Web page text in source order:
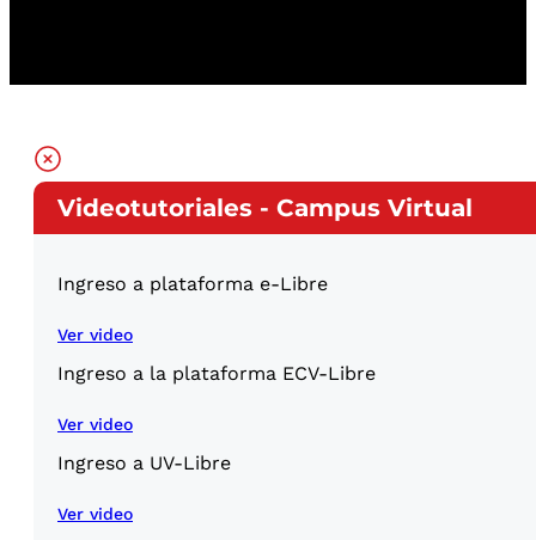
Videotutoriales - Campus Virtual
Ingreso a plataforma e-Libre
Ver video
Ingreso a la plataforma ECV-Libre
Ver video
Ingreso a UV-Libre
Ver video